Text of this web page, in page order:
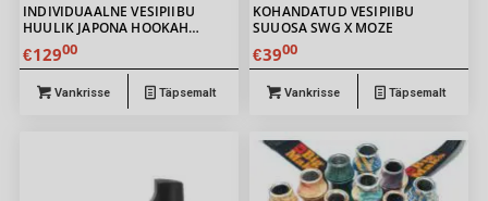
INDIVIDUAALNE VESIPIIBU
HUULIK JAPONA HOOKAH
SAMURAI BEADS BROWN
€12900
Vankrisse Täpsemalt
KOHANDATUD VESIPIIBU
SUUOSA SWG X MOZE
€3900
Vankrisse Täpsemalt